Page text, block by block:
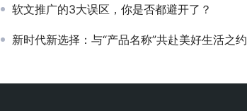
软文推广的3大误区，你是否都避开了？
新时代新选择：与“产品名称”共赴美好生活之约